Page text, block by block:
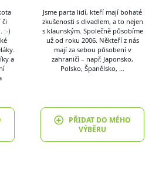
či
:-)
a
Jsme parta lidí, kteří mají bohaté
zkušenosti s divadlem, a to nejen
s klaunským. Společně působíme
už od roku 2006. Někteří z nás
mají za sebou působení v
zahraničí – např. Japonsko,
Polsko, Španělsko, …
PŘIDAT DO MÉHO
VÝBĚRU